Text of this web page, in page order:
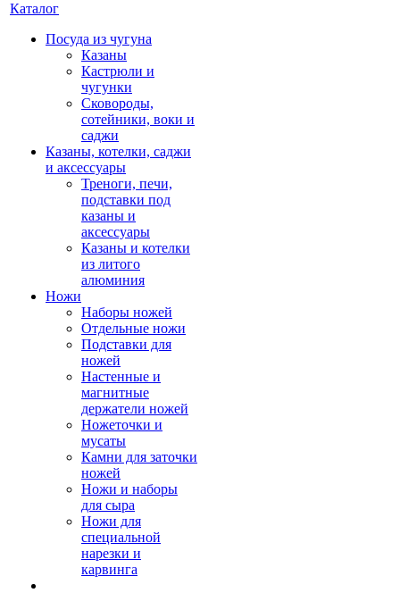
Каталог
Посуда из чугуна
Казаны
Кастрюли и
чугунки
Сковороды,
сотейники, воки и
саджи
Казаны, котелки, саджи
и аксессуары
Треноги, печи,
подставки под
казаны и
аксессуары
Казаны и котелки
из литого
алюминия
Ножи
Наборы ножей
Отдельные ножи
Подставки для
ножей
Настенные и
магнитные
держатели ножей
Ножеточки и
мусаты
Камни для заточки
ножей
Ножи и наборы
для сыра
Ножи для
специальной
нарезки и
карвинга